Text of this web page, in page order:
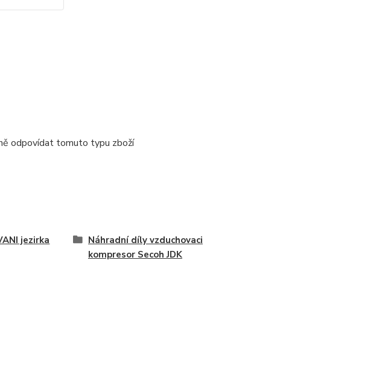
odpovídat tomuto typu zboží
jezirka
Náhradní díly vzduchovaci
kompresor Secoh JDK